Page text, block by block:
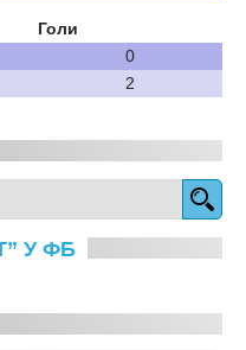
Голи
0
2
У ФБ